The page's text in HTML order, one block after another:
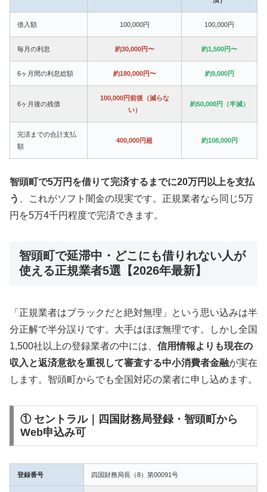
借入額 100,000円 100,000円
毎月の利息 約30,000円〜 約1,500円〜
6ヶ月間の利息総額 約180,000円〜 約9,000円
6ヶ月後の残債
100,000円前後（減らな
い）
約50,000円（半減）
完済までの合計支払
額
400,000円超 約108,000円
智頭町で5万円を借りて完済するまでに20万円以上を支払
う
、これがソフト闇金の現実です。正規業者なら同じ5万
円を5万4千円程度で完済できます。
智頭町で延滞中・どこにも借りれない人が
使える正規業者5選【2026年最新】
「正規業者はブラックだと絶対無理」という思い込みは半
分正解で半分誤りです。大手はほぼ無理です。しかし全国
1,500社以上の登録業者の中には、 信用情報よりも現在の
収入と返済意欲を重視して審査する中小消費者金融が実在
します。智頭町からでも全国対応の業者に申し込めます。
① セントラル｜四国財務局登録・智頭町から
Web申込み可
登録番号 四国財務局長（8）第00091号